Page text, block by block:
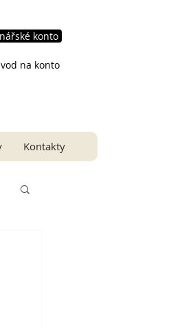
konto
na konto
Kontakty